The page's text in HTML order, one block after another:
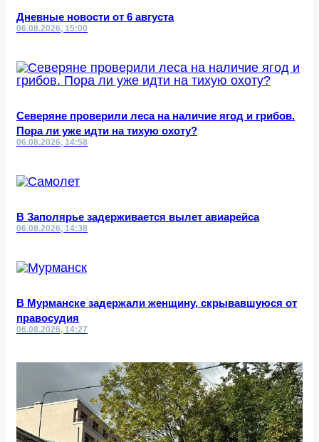
Дневные новости от 6 августа
06.08.2026, 15:00
Северяне проверили леса на наличие ягод и грибов.
Пора ли уже идти на тихую охоту?
06.08.2026, 14:58
В Заполярье задерживается вылет авиарейса
06.08.2026, 14:38
В Мурманске задержали женщину, скрывавшуюся от
правосудия
06.08.2026, 14:27